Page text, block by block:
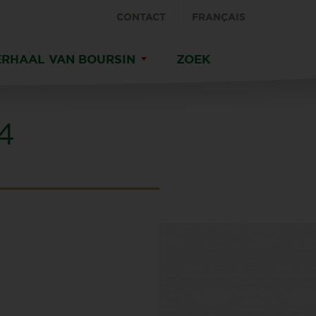
FRANÇAIS
CONTACT
VAN BOURSIN ZOEK